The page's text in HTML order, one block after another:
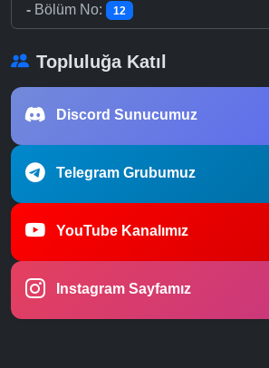
- Bölüm No: 12
Topluluğa Katıl
Discord Sunucumuz
Telegram Grubumuz
YouTube Kanalımız
Instagram Sayfamız